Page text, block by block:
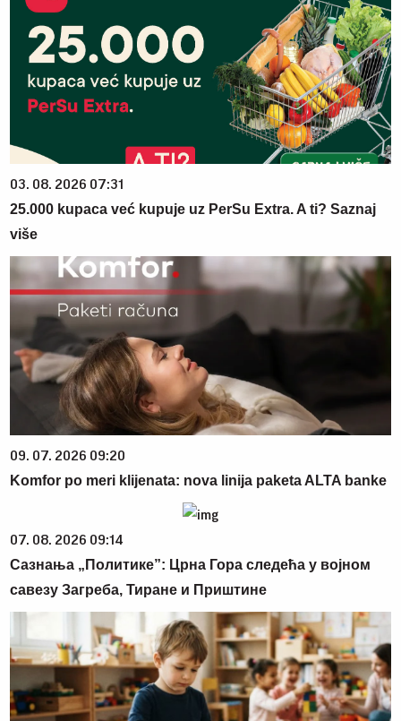
03. 08. 2026 07:31
25.000 kupaca već kupuje uz PerSu Extra. A ti? Saznaj
više
09. 07. 2026 09:20
Komfor po meri klijenata: nova linija paketa ALTA banke
07. 08. 2026 09:14
Сазнања „Политике”: Црна Гора следећа у војном
савезу Загреба, Тиране и Приштине